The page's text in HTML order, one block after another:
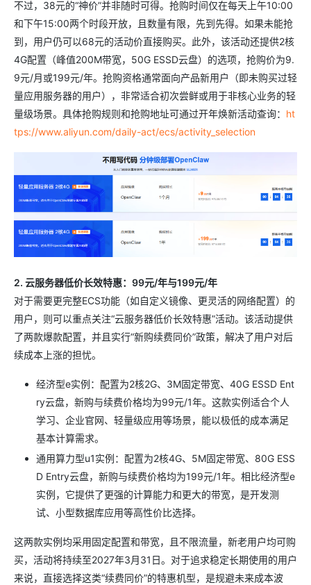
不过，38元的“神价”并非随时可得。抢购时间仅在每天上午10:00
和下午15:00两个时段开放，且数量有限，先到先得。如果未能抢
到，用户仍可以68元的活动价直接购买。此外，该活动还提供2核
4G配置（峰值200M带宽，50G ESSD云盘）的选项，抢购价为9.
9元/月或199元/年。抢购资格通常面向产品新用户（即未购买过轻
量应用服务器的用户），非常适合初次尝鲜或用于非核心业务的轻
量级场景。具体抢购规则和抢购地址可通过开年焕新活动查询： ht
tps://www.aliyun.com/daily-act/ecs/activity_selection
2. 云服务器低价长效特惠：99元/年与199元/年
对于需要更完整ECS功能（如自定义镜像、更灵活的网络配置）的
用户，则可以重点关注“云服务器低价长效特惠”活动。该活动提供
了两款爆款配置，并且实行“新购续费同价”政策，解决了用户对后
续成本上涨的担忧。
经济型e实例：配置为2核2G、3M固定带宽、40G ESSD Ent
ry云盘，新购与续费价格均为99元/1年。这款实例适合个人
学习、企业官网、轻量级应用等场景，能以极低的成本满足
基本计算需求。
通用算力型u1实例：配置为2核4G、5M固定带宽、80G ESS
D Entry云盘，新购与续费价格均为199元/1年。相比经济型e
实例，它提供了更强的计算能力和更大的带宽，是开发测
试、小型数据库应用等高性价比选择。
这两款实例均采用固定配置和带宽，且不限流量，新老用户均可购
买，活动将持续至2027年3月31日。对于追求稳定长期使用的用户
来说，直接选择这类“续费同价”的特惠机型，是规避未来成本波